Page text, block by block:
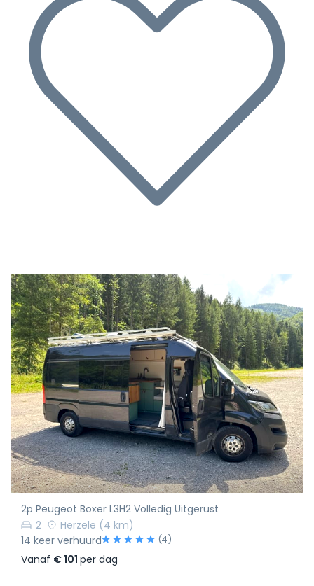
2p Peugeot Boxer L3H2 Volledig Uitgerust
2
Herzele (4 km)
14 keer verhuurd
(4)
Vanaf € 101 per dag